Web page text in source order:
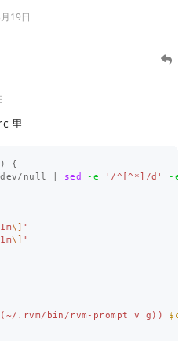
19日
里
{
null |
sed -e '/^[^*]/d'
-e
\] "
\] "
(~/.rvm/bin/rvm-prompt v g)) $c1